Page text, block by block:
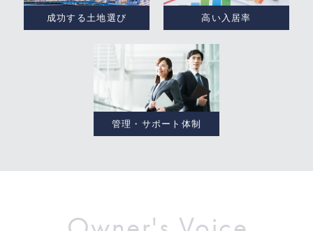
成功する土地選び 高い入居率
管理・サポート体制